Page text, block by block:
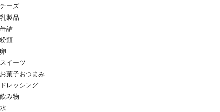
チーズ
乳製品
缶詰
粉類
卵
スイーツ
お菓子おつまみ
ドレッシング
飲み物
水